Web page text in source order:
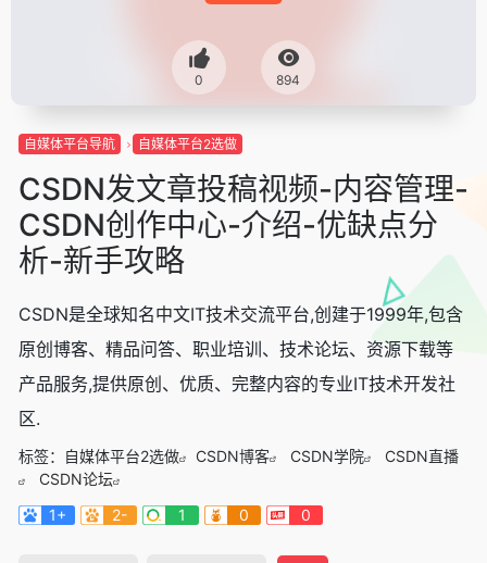
0 894
自媒体平台导航 自媒体平台2选做
CSDN发文章投稿视频-内容管理-
CSDN创作中心-介绍-优缺点分
析-新手攻略
CSDN是全球知名中文IT技术交流平台,创建于1999年,包含
原创博客、精品问答、职业培训、技术论坛、资源下载等
产品服务,提供原创、优质、完整内容的专业IT技术开发社
区.
标签： 自媒体平台2选做 CSDN博客 CSDN学院
CSDN直播
CSDN论坛
1+
2- 1 0 0